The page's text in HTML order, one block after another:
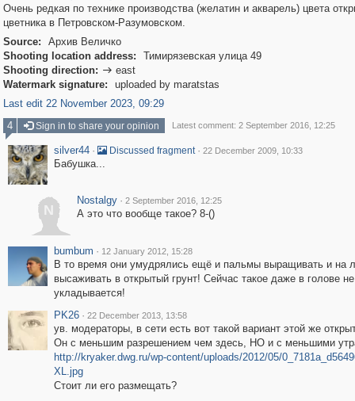
Очень редкая по технике производства (желатин и акварель) цвета
цветника в Петровском-Разумовском.
Source:
Архив Величко
Shooting location address:
Тимирязевская улица 49
Shooting direction:  east
Watermark signature:
uploaded by maratstas
Last edit 22 November 2023, 09:29
4
Sign in to share your opinion Latest comment: 2 September 2016, 12:25
silver44 · Discussed fragment · 22 December 2009, 10:33
Бабушка...
N
Nostalgy · 2 September 2016, 12:25
А это что вообще такое? 8-()
bumbum · 12 January 2012, 15:28
В то время они умудрялись ещё и пальмы выращивать и на
высаживать в открытый грунт! Сейчас такое даже в голове не
укладывается!
PK26 · 22 December 2013, 13:58
ув. модераторы, в сети есть вот такой вариант этой же
Он с меньшим разрешением чем здесь, НО и с меньшими
http://kryaker.dwg.ru/wp-content/uploads/2012/05/
XL.jpg
Стоит ли его размещать?